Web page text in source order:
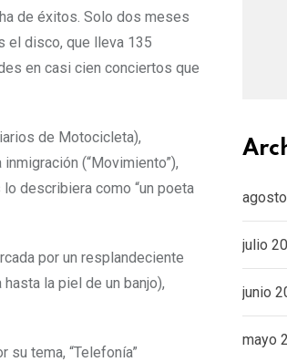
de éxitos. Solo dos meses
el disco, que lleva 135
en casi cien conciertos que
de Motocicleta),
(“Movimiento”),
describiera como “un poeta
por un resplandeciente
la piel de un banjo),
tema, “Telefonía”
julio
junio
mayo